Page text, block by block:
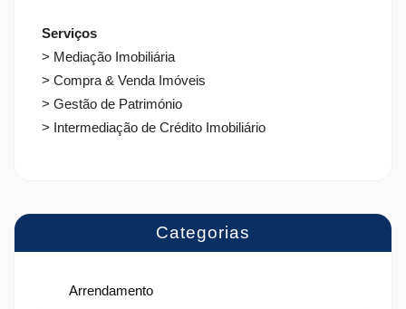
Serviços
> Mediação Imobiliária
> Compra & Venda Imóveis
> Gestão de Património
> Intermediação de Crédito Imobiliário
Categorias
Arrendamento